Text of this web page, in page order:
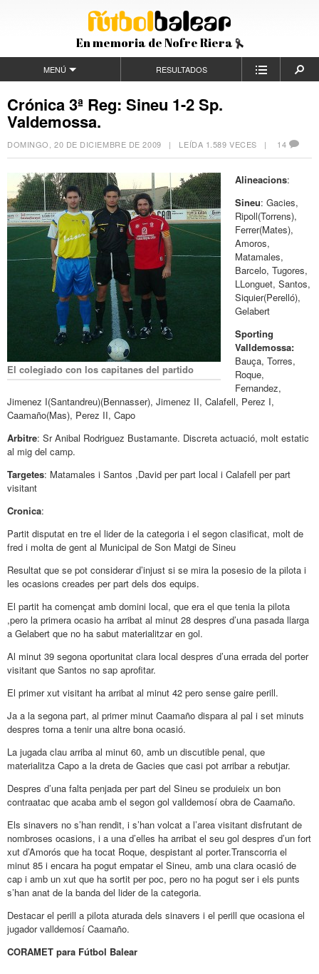
En memoria de Nofre Riera
MENÚ RESULTADOS
Crónica 3ª Reg: Sineu 1-2 Sp.
Valdemossa.
DOMINGO, 20 DE DICIEMBRE DE 2009 | LEÍDA 1.589 VECES | 14
El colegiado con los capitanes del partido
Alineacions:
Sineu: Gacies,
Ripoll(Torrens),
Ferrer(Mates),
Amoros,
Matamales,
Barcelo, Tugores,
LLonguet, Santos,
Siquier(Perelló),
Gelabert
Sporting
Valldemossa:
Bauça, Torres,
Roque,
Fernandez,
Jimenez I(Santandreu)(Bennasser), Jimenez II, Calafell, Perez I,
Caamaño(Mas), Perez II, Capo
Arbitre: Sr Anibal Rodriguez Bustamante. Discreta actuació, molt estatic
al mig del camp.
Targetes: Matamales i Santos ,David per part local i Calafell per part
visitant
Cronica:
Partit disputat en tre el lider de la categoria i el segon clasificat, molt de
fred i molta de gent al Municipal de Son Matgi de Sineu
Resultat que se pot considerar d’injust si se mira la posesio de la pilota i
les ocasions creades per part dels dos equips.
El partit ha començat amb domini local, que era el que tenia la pilota
,pero la primera ocasio ha arribat al minut 28 despres d’una pasada llarga
a Gelabert que no ha sabut materialitzar en gol.
Al minut 39 segona oportunitat clara local despres d’una errada del porter
visitant que Santos no sap aprofitar.
El primer xut visitant ha arribat al minut 42 pero sense gaire perill.
Ja a la segona part, al primer minut Caamaño dispara al pal i set minuts
despres torna a tenir una altre bona ocasió.
La jugada clau arriba al minut 60, amb un discutible penal, que
materialitza Capo a la dreta de Gacies que casi pot arribar a rebutjar.
Despres d’una falta penjada per part del Sineu se produieix un bon
contraatac que acaba amb el segon gol valldemosí obra de Caamaño.
Els sinavers no s’han rendit, i s’han volcat a l’area visitant disfrutant de
nombroses ocasions, i a una d’elles ha arribat el seu gol despres d’un fort
xut d’Amorós que ha tocat Roque, despistant al porter.Transcorria el
minut 85 i encara ha pogut empatar el Sineu, amb una clara ocasió de
cap i amb un xut que ha sortit per poc, pero no ha pogut ser i els punts
s’han anat de la banda del lider de la categoria.
Destacar el perill a pilota aturada dels sinavers i el perill que ocasiona el
jugador valldemosí Caamaño.
CORAMET para Fútbol Balear